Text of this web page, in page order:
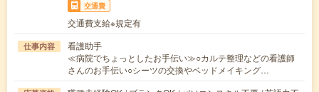
交通費
交通費支給※規定有
仕事内容
看護助手
≪病院でちょっとしたお手伝い≫○カルテ整理などの看護師
さんのお手伝い○シーツの交換やベッドメイキング…